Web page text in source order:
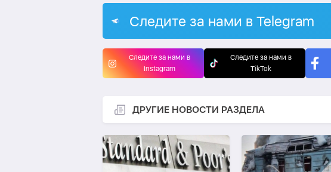
Следите за нами в Telegram
Следите за нами в
Instagram
Следите за нами в
TikTok
ДРУГИЕ НОВОСТИ РАЗДЕЛА